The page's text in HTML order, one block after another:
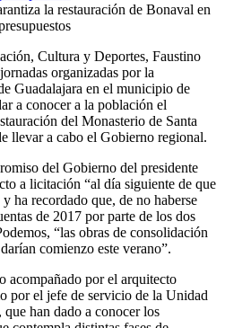
la restauración de Bonaval en
Cultura y Deportes, Faustino
organizadas por la
Guadalajara en el municipio de
a conocer a la población el
del Monasterio de Santa
llevar a cabo el Gobierno regional.
del Gobierno del presidente
a licitación “al día siguiente de que
ha recordado que, de no haberse
de 2017 por parte de los dos
“las obras de consolidación
comienzo este verano”.
acompañado por el arquitecto
por el jefe de servicio de la Unidad
han dado a conocer los